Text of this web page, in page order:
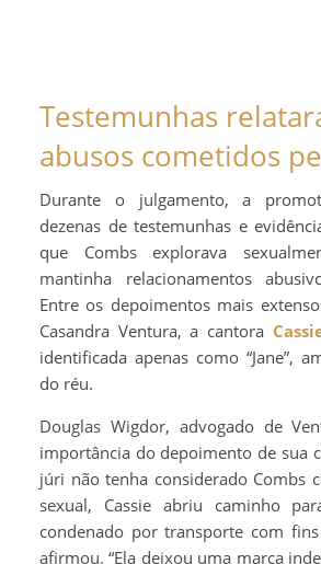
Testemunhas
abusos cometidos
Durante o julgamento, a
dezenas de testemunhas e
que Combs explorava
mantinha relacionamentos
Entre os depoimentos mais
Casandra Ventura, a cantora
identificada apenas como “Jane”,
do réu.
Douglas Wigdor, advogado de
importância do depoimento de sua
júri não tenha considerado Combs
sexual, Cassie abriu caminho
condenado por transporte com
afirmou. “Ela deixou uma marca